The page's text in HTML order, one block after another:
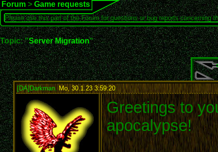
Forum > Game requests
Please use this part of the Forum for questions or bug reports concerning
Topic: "Server Migration"
[DA]Darkman, Mo, 30.1.23 3:59:20:
Greetings to
apocalypse!